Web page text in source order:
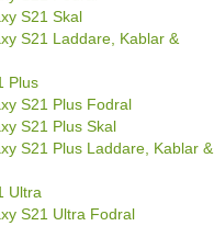
S21 Skal
S21 Laddare, Kablar &
Plus
S21 Plus Fodral
S21 Plus Skal
S21 Plus Laddare, Kablar &
Ultra
S21 Ultra Fodral